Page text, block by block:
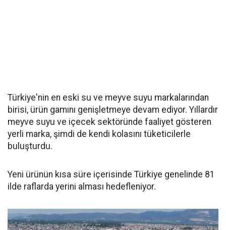
Türkiye'nin en eski su ve meyve suyu markalarından
birisi, ürün gamını genişletmeye devam ediyor. Yıllardır
meyve suyu ve içecek sektöründe faaliyet gösteren
yerli marka, şimdi de kendi kolasını tüketicilerle
buluşturdu.
Yeni ürünün kısa süre içerisinde Türkiye genelinde 81
ilde raflarda yerini alması hedefleniyor.